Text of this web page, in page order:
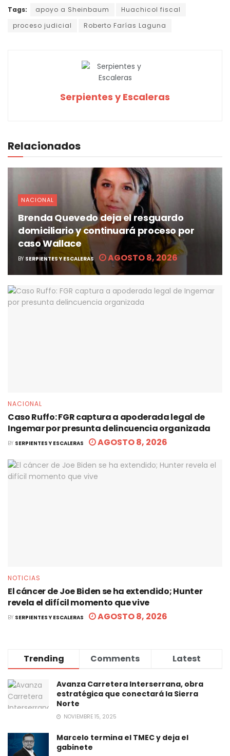
Tags: apoyo a Sheinbaum
Huachicol fiscal
proceso judicial
Roberto Farías Laguna
Serpientes y Escaleras
Relacionados
NACIONAL
Brenda Quevedo deja el resguardo
domiciliario y continuará proceso por
caso Wallace
BY SERPIENTES Y ESCALERAS AGOSTO 8, 2026
NACIONAL
Caso Ruffo: FGR captura a apoderada legal de
Ingemar por presunta delincuencia organizada
BY SERPIENTES Y ESCALERAS AGOSTO 8, 2026
NOTICIAS
El cáncer de Joe Biden se ha extendido; Hunter
revela el difícil momento que vive
BY SERPIENTES Y ESCALERAS AGOSTO 8, 2026
Trending Comments Latest
Avanza Carretera Interserrana, obra
estratégica que conectará la Sierra
Norte
NOVIEMBRE 15, 2025
Marcelo termina el TMEC y deja el
gabinete